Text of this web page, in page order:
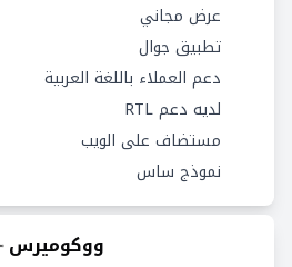
عرض مجاني
تطبيق جوال
دعم العملاء باللغة العربية
لديه دعم RTL
مستضاف على الويب
نموذج ساس
ووكوميرس